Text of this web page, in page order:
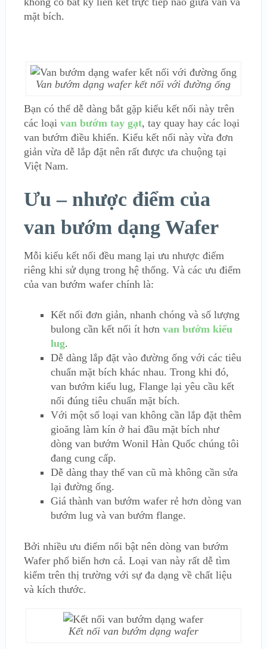
mặt bích.
Van bướm dạng wafer kết nối với đường ống
Bạn có thể dễ dàng bắt gặp kiểu kết nối này trên
các loại van bướm tay gạt, tay quay hay các loại
van bướm điều khiển. Kiểu kết nối này vừa đơn
giản vừa dễ lắp đặt nên rất được ưa chuộng tại
Việt Nam.
Ưu – nhược điểm của
van bướm dạng Wafer
Mỗi kiểu kết nối đều mang lại ưu nhược điểm
riêng khi sử dụng trong hệ thống. Và các ưu điểm
của van bướm wafer chính là:
Kết nối đơn giản, nhanh chóng và số lượng
bulong cần kết nối ít hơn van bướm kiểu
lug.
Dễ dàng lắp đặt vào đường ống với các tiêu
chuẩn mặt bích khác nhau. Trong khi đó,
van bướm kiểu lug, Flange lại yêu cầu kết
nối đúng tiêu chuẩn mặt bích.
Với một số loại van không cần lắp đặt thêm
gioăng làm kín ở hai đầu mặt bích như
dòng van bướm Wonil Hàn Quốc chúng tôi
đang cung cấp.
Dễ dàng thay thế van cũ mà không cần sửa
lại đường ống.
Giá thành van bướm wafer rẻ hơn dòng van
bướm lug và van bướm flange.
Bởi nhiều ưu điểm nổi bật nên dòng van bướm
Wafer phổ biến hơn cả. Loại van này rất dễ tìm
kiếm trên thị trường với sự đa dạng về chất liệu
và kích thước.
Kết nối van bướm dạng wafer